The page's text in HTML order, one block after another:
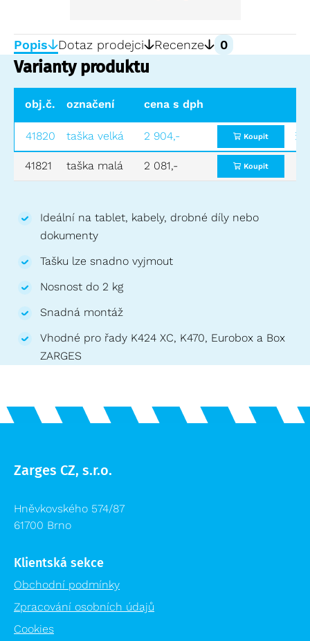
Popis Dotaz prodejci Recenze 0
Varianty produktu
obj.č. označení rozměry DxŠxV (mm)
cena s dph
41820 taška velká 420x260x40 550x350
2 904,- Koupit
41821 taška malá 260x150x40 310x250
2 081,- Koupit
Ideální na tablet, kabely, drobné díly nebo
dokumenty
Tašku lze snadno vyjmout
Nosnost do 2 kg
Snadná montáž
Vhodné pro řady K424 XC, K470, Eurobox a Box
ZARGES
Zarges CZ, s.r.o.
Hněvkovského 574/87
61700 Brno
Klientská sekce
Obchodní podmínky
Zpracování osobních údajů
Cookies